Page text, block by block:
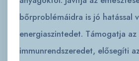
bőrproblémáidra is jó hatással
energiaszintedet. Támogatja az
immunrendszeredet, elősegíti